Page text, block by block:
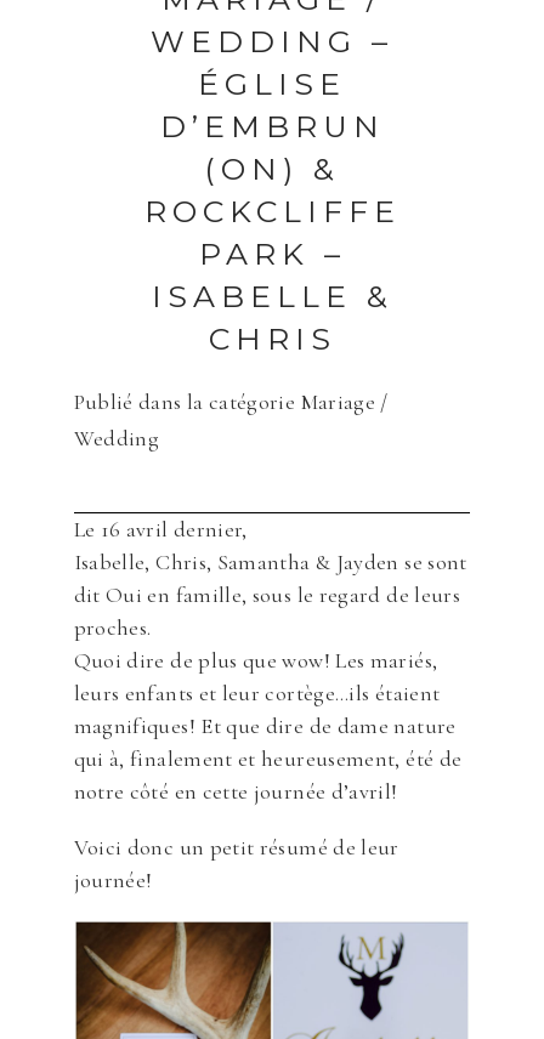
WEDDING –
ÉGLISE
D’EMBRUN
(ON) &
ROCKCLIFFE
PARK –
ISABELLE &
CHRIS
Publié dans la catégorie Mariage /
Wedding
Le 16 avril dernier,
Isabelle, Chris, Samantha & Jayden se sont
dit Oui en famille, sous le regard de leurs
proches.
Quoi dire de plus que wow! Les mariés,
leurs enfants et leur cortège…ils étaient
magnifiques! Et que dire de dame nature
qui à, finalement et heureusement, été de
notre côté en cette journée d’avril!
Voici donc un petit résumé de leur
journée!